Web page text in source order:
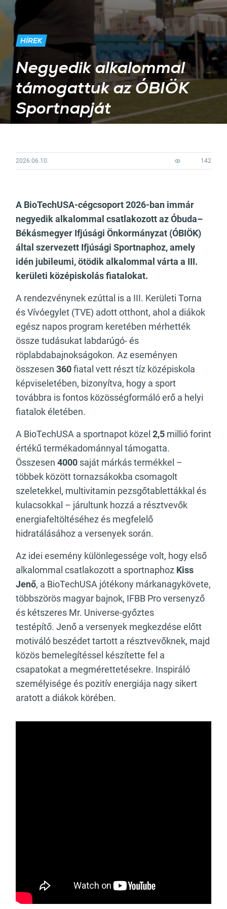
HÍREK
Negyedik alkalommal
támogattuk az ÓBIÖK
Sportnapját
2026.06.10. 142
A BioTechUSA-cégcsoport 2026-ban immár
negyedik alkalommal csatlakozott az Óbuda–
Békásmegyer Ifjúsági Önkormányzat (ÓBIÖK)
által szervezett Ifjúsági Sportnaphoz, amely
idén jubileumi, ötödik alkalommal várta a III.
kerületi középiskolás fiatalokat.
A rendezvénynek ezúttal is a III. Kerületi Torna
és Vívóegylet (TVE) adott otthont, ahol a diákok
egész napos program keretében mérhették
össze tudásukat labdarúgó- és
röplabdabajnokságokon. Az eseményen
összesen 360fiatal vett részt tíz középiskola
képviseletében, bizonyítva, hogy a sport
továbbra is fontos közösségformáló erő a helyi
fiatalok életében.
A BioTechUSA a sportnapot közel 2,5 millió forint
értékű termékadománnyal támogatta.
Összesen 4000 saját márkás termékkel –
többek között tornazsákokba csomagolt
szeletekkel, multivitamin pezsgőtablettákkal és
kulacsokkal – járultunk hozzá a résztvevők
energiafeltöltéséhez és megfelelő
hidratálásához a versenyek során.
Az idei esemény különlegessége volt, hogy első
alkalommal csatlakozott a sportnaphoz Kiss
Jenő, a BioTechUSA jótékony márkanagykövete,
többszörös magyar bajnok, IFBB Pro versenyző
és kétszeres Mr. Universe-győztes
testépítő. Jenő a versenyek megkezdése előtt
motiváló beszédet tartott a résztvevőknek, majd
közös bemelegítéssel készítette fel a
csapatokat a megmérettetésekre. Inspiráló
személyisége és pozitív energiája nagy sikert
aratott a diákok körében.